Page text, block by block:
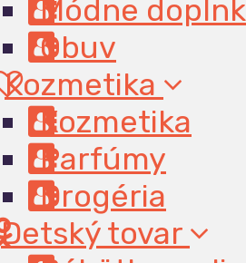
Módne
Obuv
Kozmetika
Kozmetika
Parfúmy
Drogéria
Detský tovar